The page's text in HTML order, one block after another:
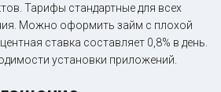
Тарифы стандартные для всех
Можно оформить займ с плохой
ставка составляет 0,8% в день.
установки приложений.